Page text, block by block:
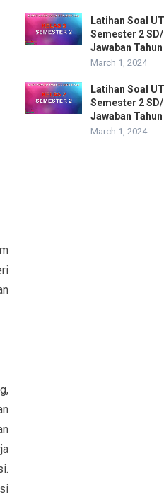
Latihan Soal
Semester 2
Jawaban
March 1, 2024
Latihan Soal
Semester 2
Jawaban
March 1, 2024